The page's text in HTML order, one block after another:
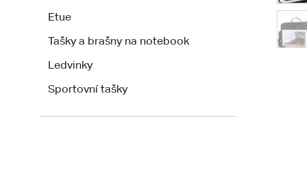
Etue
Tašky a brašny na notebook
Ledvinky
Sportovní tašky